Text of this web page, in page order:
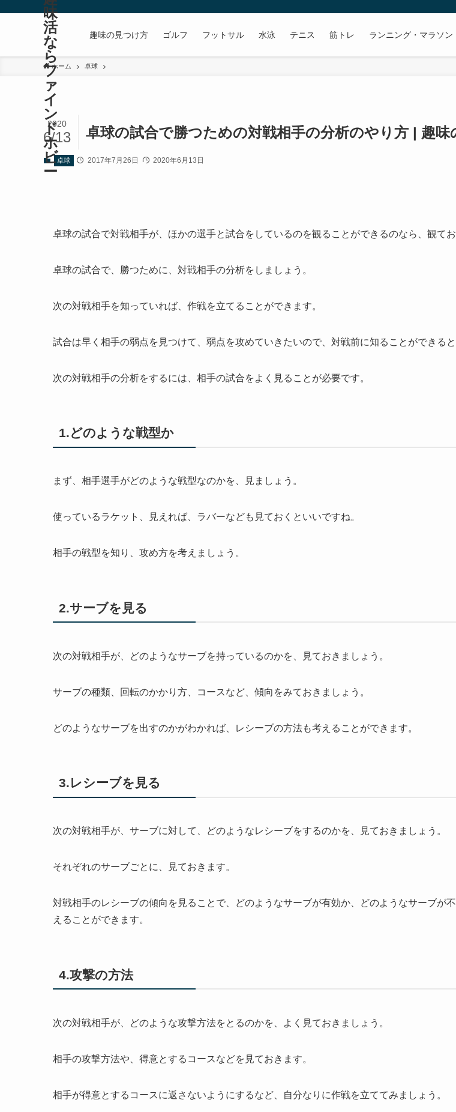
味
活
な
ら
フ
ァ
イ
ン
ド
ホ
ビ
ー
趣味の見つけ方 ゴルフ フットサル 水泳 テニス 筋トレ ランニング・マラソン
ホーム 卓球
卓球の試合で勝つための対戦相手の分析のやり方 | 趣味
2020
6/13
卓球 2017年7月26日 2020年6月13日
卓球の試合で対戦相手が、ほかの選手と試合をしているのを観ることができるのなら、観てお
卓球の試合で、勝つために、対戦相手の分析をしましょう。
次の対戦相手を知っていれば、作戦を立てることができます。
試合は早く相手の弱点を見つけて、弱点を攻めていきたいので、対戦前に知ることができると
次の対戦相手の分析をするには、相手の試合をよく見ることが必要です。
1.どのような戦型か
まず、相手選手がどのような戦型なのかを、見ましょう。
使っているラケット、見えれば、ラバーなども見ておくといいですね。
相手の戦型を知り、攻め方を考えましょう。
2.サーブを見る
次の対戦相手が、どのようなサーブを持っているのかを、見ておきましょう。
サーブの種類、回転のかかり方、コースなど、傾向をみておきましょう。
どのようなサーブを出すのかがわかれば、レシーブの方法も考えることができます。
3.レシーブを見る
次の対戦相手が、サーブに対して、どのようなレシーブをするのかを、見ておきましょう。
それぞれのサーブごとに、見ておきます。
対戦相手のレシーブの傾向を見ることで、どのようなサーブが有効か、どのようなサーブが
えることができます。
4.攻撃の方法
次の対戦相手が、どのような攻撃方法をとるのかを、よく見ておきましょう。
相手の攻撃方法や、得意とするコースなどを見ておきます。
相手が得意とするコースに返さないようにするなど、自分なりに作戦を立ててみましょう。